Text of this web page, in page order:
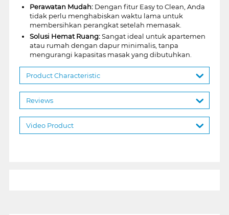
Perawatan Mudah:Dengan fitur Easy to Clean, Anda
tidak perlu menghabiskan waktu lama untuk
membersihkan perangkat setelah memasak.
Solusi Hemat Ruang:Sangat ideal untuk apartemen
atau rumah dengan dapur minimalis, tanpa
mengurangi kapasitas masak yang dibutuhkan.
Product Characteristic
Reviews
Video Product